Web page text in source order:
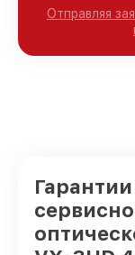
Отправляя